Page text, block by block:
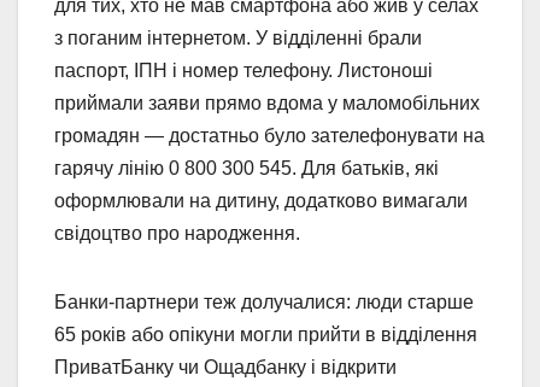
для тих, хто не мав смартфона або жив у селах
з поганим інтернетом. У відділенні брали
паспорт, ІПН і номер телефону. Листоноші
приймали заяви прямо вдома у маломобільних
громадян — достатньо було зателефонувати на
гарячу лінію 0 800 300 545. Для батьків, які
оформлювали на дитину, додатково вимагали
свідоцтво про народження.
Банки-партнери теж долучалися: люди старше
65 років або опікуни могли прийти в відділення
ПриватБанку чи Ощадбанку і відкрити